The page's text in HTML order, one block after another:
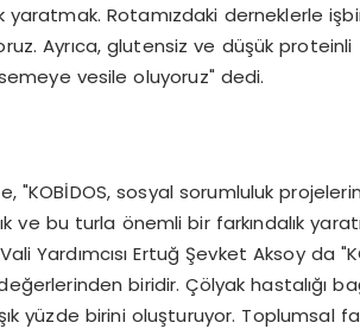
yaratmak. Rotamızdaki derneklerle
Ayrıca, glutensiz ve düşük proteinli
vesile oluyoruz" dedi.
"KOBİDOS, sosyal sorumluluk
ve bu turla önemli bir farkındalık
Yardımcısı Ertuğ Şevket Aksoy da
biridir. Çölyak hastalığı
yüzde birini oluşturuyor. Toplumsal